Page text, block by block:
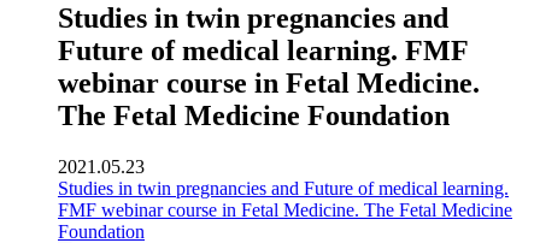
Studies in twin pregnancies and
Future of medical learning. FMF
webinar course in Fetal Medicine.
The Fetal Medicine Foundation
2021.05.23
Studies in twin pregnancies and Future of medical learning.
FMF webinar course in Fetal Medicine. The Fetal Medicine
Foundation